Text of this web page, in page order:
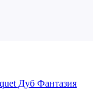
Дуб Фантазия